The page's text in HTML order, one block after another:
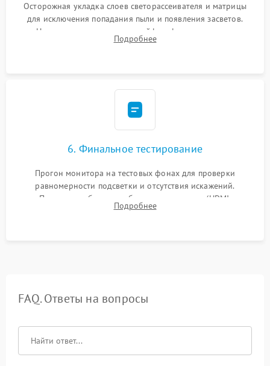
Осторожная укладка слоев светорассеивателя и матрицы
для исключения попадания пыли и появления засветов.
Надежное подключение шлейфов, фиксация плат и
аккуратное защелкивание пластикового корпуса монитора.
Подробнее
6. Финальное тестирование
Прогон монитора на тестовых фонах для проверки
равномерности подсветки и отсутствия искажений.
Проверка работоспособности всех портов (HDMI,
DisplayPort, VGA) и кнопок управления под нагрузкой в
Подробнее
FAQ. Ответы на вопросы